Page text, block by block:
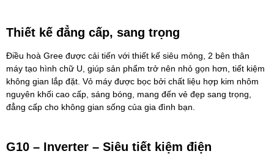
Thiết kế đẳng cấp, sang trọng
Điều hoà Gree được cải tiến với thiết kế siêu mỏng, 2 bên thân
máy tạo hình chữ U, giúp sản phẩm trở nên nhỏ gọn hơn, tiết kiệm
không gian lắp đặt. Vỏ máy được bọc bởi chất liệu hợp kim nhôm
nguyên khối cao cấp, sáng bóng, mang đến vẻ đẹp sang trọng,
đẳng cấp cho không gian sống của gia đình bạn.
G10 – Inverter – Siêu tiết kiệm điện